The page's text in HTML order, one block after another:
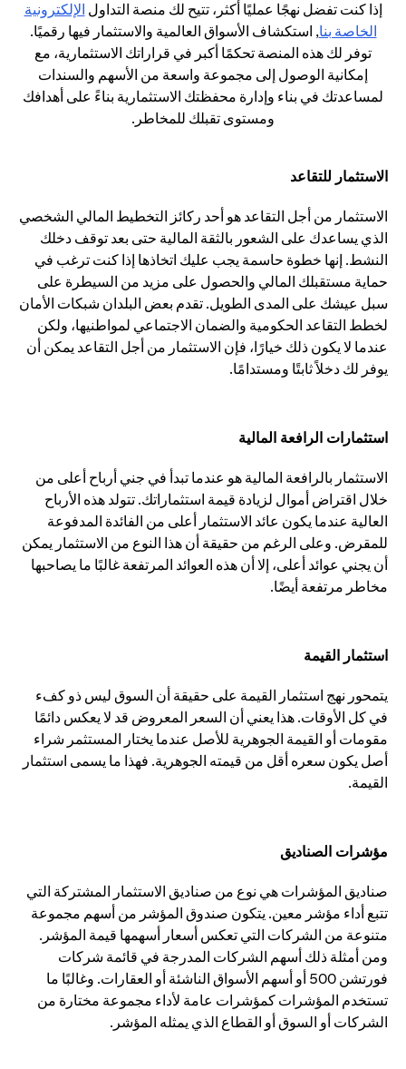
إذا كنت تفضل نهجًا عمليًا أكثر، تتيح لك منصة التداول الإلكترونية
الخاصة بناopens in a new tab
, استكشاف الأسواق العالمية والاستثمار فيها رقميًا.
توفر لك هذه المنصة تحكمًا أكبر في قراراتك الاستثمارية، مع
إمكانية الوصول إلى مجموعة واسعة من الأسهم والسندات
لمساعدتك في بناء وإدارة محفظتك الاستثمارية بناءً على أهدافك
ومستوى تقبلك للمخاطر.
الاستثمار للتقاعد
الاستثمار من أجل التقاعد هو أحد ركائز التخطيط المالي الشخصي
الذي يساعدك على الشعور بالثقة المالية حتى بعد توقف دخلك
النشط. إنها خطوة حاسمة يجب عليك اتخاذها إذا كنت ترغب في
حماية مستقبلك المالي والحصول على مزيد من السيطرة على
سبل عيشك على المدى الطويل. تقدم بعض البلدان شبكات الأمان
لخطط التقاعد الحكومية والضمان الاجتماعي لمواطنيها، ولكن
عندما لا يكون ذلك خيارًا، فإن الاستثمار من أجل التقاعد يمكن أن
يوفر لك دخلاً ثابتًا ومستدامًا.
استثمارات الرافعة المالية
الاستثمار بالرافعة المالية هو عندما تبدأ في جني أرباح أعلى من
خلال اقتراض أموال لزيادة قيمة استثماراتك. تتولد هذه الأرباح
العالية عندما يكون عائد الاستثمار أعلى من الفائدة المدفوعة
للمقرض. وعلى الرغم من حقيقة أن هذا النوع من الاستثمار يمكن
أن يجني عوائد أعلى، إلا أن هذه العوائد المرتفعة غالبًا ما يصاحبها
مخاطر مرتفعة أيضًا.
استثمار القيمة
يتمحور نهج استثمار القيمة على حقيقة أن السوق ليس ذو كفء
في كل الأوقات. هذا يعني أن السعر المعروض قد لا يعكس دائمًا
مقومات أو القيمة الجوهرية للأصل عندما يختار المستثمر شراء
أصل يكون سعره أقل من قيمته الجوهرية. فهذا ما يسمى استثمار
القيمة.
مؤشرات الصناديق
صناديق المؤشرات هي نوع من صناديق الاستثمار المشتركة التي
تتبع أداء مؤشر معين. يتكون صندوق المؤشر من أسهم مجموعة
متنوعة من الشركات التي تعكس أسعار أسهمها قيمة المؤشر.
ومن أمثلة ذلك أسهم الشركات المدرجة في قائمة شركات
فورتشن 500 أو أسهم الأسواق الناشئة أو العقارات. وغالبًا ما
تستخدم المؤشرات كمؤشرات عامة لأداء مجموعة مختارة من
الشركات أو السوق أو القطاع الذي يمثله المؤشر.